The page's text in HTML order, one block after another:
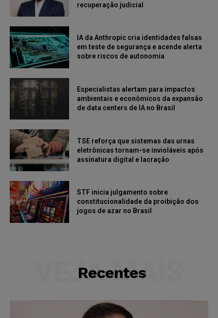
recuperação judicial
IA da Anthropic cria identidades falsas
em teste de segurança e acende alerta
sobre riscos de autonomia
Especialistas alertam para impactos
ambientais e econômicos da expansão
de data centers de IA no Brasil
TSE reforça que sistemas das urnas
eletrônicas tornam-se invioláveis após
assinatura digital e lacração
STF inicia julgamento sobre
constitucionalidade da proibição dos
jogos de azar no Brasil
Recentes
VEJA MAIS